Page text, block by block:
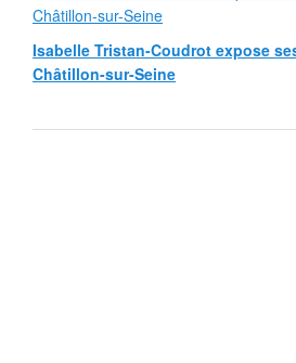
Isabelle Tristan-Coudrot expose
Châtillon-sur-Seine